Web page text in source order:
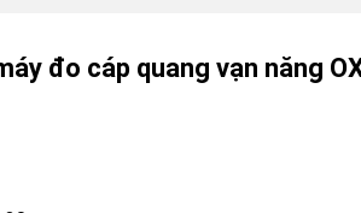
đo cáp quang vạn năng